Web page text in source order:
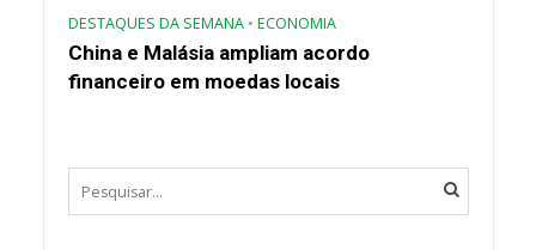
DESTAQUES DA SEMANA • ECONOMIA
China e Malásia ampliam acordo
financeiro em moedas locais